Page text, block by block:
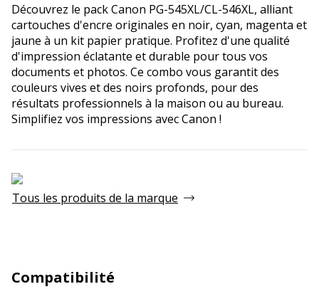
Découvrez le pack Canon PG-545XL/CL-546XL, alliant
cartouches d'encre originales en noir, cyan, magenta et
jaune à un kit papier pratique. Profitez d'une qualité
d'impression éclatante et durable pour tous vos
documents et photos. Ce combo vous garantit des
couleurs vives et des noirs profonds, pour des
résultats professionnels à la maison ou au bureau.
Simplifiez vos impressions avec Canon !
Tous les produits de la marque
Compatibilité